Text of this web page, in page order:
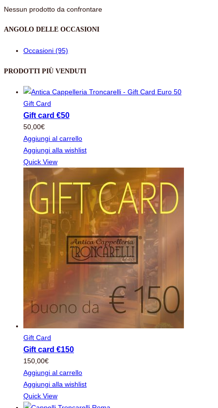
Nessun prodotto da confrontare
ANGOLO DELLE OCCASIONI
Occasioni (95)
PRODOTTI PIÙ VENDUTI
Gift Card
Gift card €50
50,00€
Aggiungi al carrello
Aggiungi alla wishlist
Quick View
Gift Card
Gift card €150
150,00€
Aggiungi al carrello
Aggiungi alla wishlist
Quick View